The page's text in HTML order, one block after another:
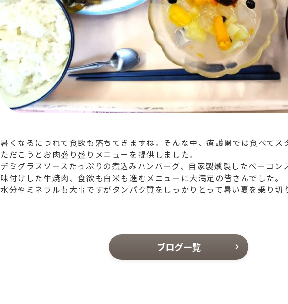
暑くなるにつれて食欲も落ちてきますね。そんな中、療護園では食べてス
ただこうとお肉盛り盛りメニューを提供しました。
デミグラスソースたっぷりの煮込みハンバーグ、自家製燻製したベーコン
味付けした牛焼肉、食欲も白米も進むメニューに大満足の皆さんでした。
水分やミネラルも大事ですがタンパク質をしっかりとって暑い夏を乗り切
ブログ一覧